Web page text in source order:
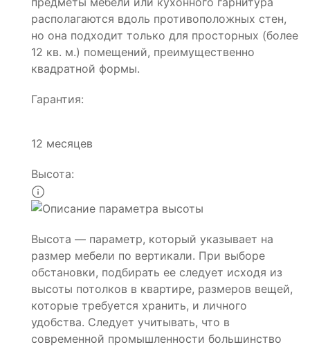
располагаются вдоль противоположных стен,
но она подходит только для просторных (более
12 кв. м.) помещений, преимущественно
квадратной формы.
Гарантия:
12 месяцев
Высота:
Высота — параметр, который указывает на
размер мебели по вертикали. При выборе
обстановки, подбирать ее следует исходя из
высоты потолков в квартире, размеров вещей,
которые требуется хранить, и личного
удобства. Следует учитывать, что в
современной промышленности большинство